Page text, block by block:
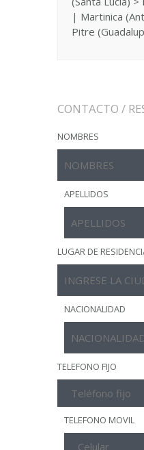
| Martinica
Pitre
CONTACTO /
NOMBRES
APELLIDOS
LUGAR DE
NACIONALIDAD
TELEFONO FIJO
TELEFONO MOVIL